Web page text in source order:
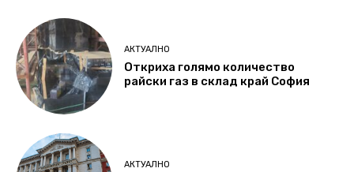
АКТУАЛНО
Откриха голямо количество
райски газ в склад край София
АКТУАЛНО